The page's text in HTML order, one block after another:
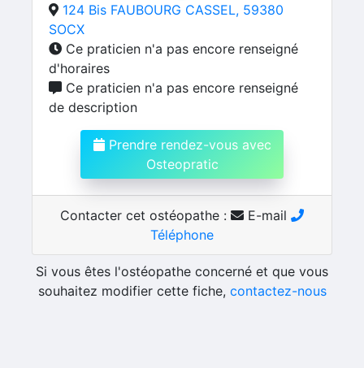
124 Bis FAUBOURG CASSEL, 59380
SOCX
Ce praticien n'a pas encore renseigné
d'horaires
Ce praticien n'a pas encore renseigné
de description
Prendre rendez-vous avec
Osteopratic
Contacter cet ostéopathe :
E-mail
Téléphone
Si vous êtes l'ostéopathe concerné et que vous
souhaitez modifier cette fiche, contactez-nous